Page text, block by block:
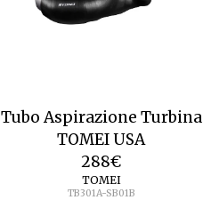
Tubo Aspirazione Turbina
TOMEI USA
288€
TOMEI
TB301A-SB01B